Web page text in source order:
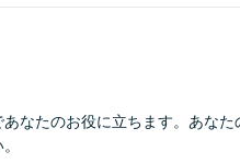
なたのお役に立ちます。あなた